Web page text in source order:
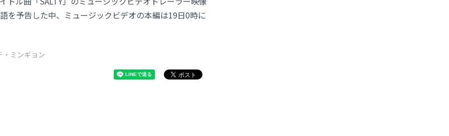
を予告した中、ミュージックビデオの本編は19日0時に
・ミンギョン